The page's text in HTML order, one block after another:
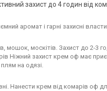
захист до 4 годин від
аромат і гарні захисні
москітів. Захист до 2-3
Ніжний захист крем оф має
на одязі.
Нанести крем від комарів оф